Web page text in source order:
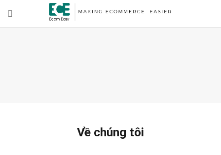
Về chúng tôi